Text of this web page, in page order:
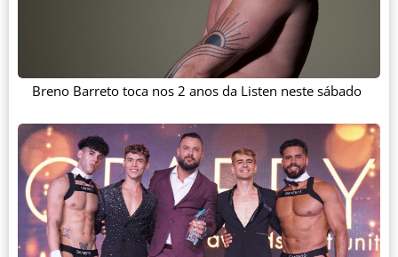
Breno Barreto toca nos 2 anos da Listen neste sábado